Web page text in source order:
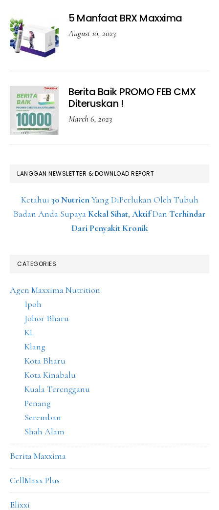
5 Manfaat BRX Maxxima
August 10, 2023
Berita Baik PROMO FEB CMX
Diteruskan !
March 6, 2023
LANGGAN NEWSLETTER & DOWNLOAD REPORT
Ketahui 30 NutrienYang DiPerlukan Oleh Tubuh
Badan Anda Supaya Kekal Sihat, AktifDan Terhindar
Dari Penyakit Kronik
CATEGORIES
Agen Maxxima Nutrition
Ipoh
Johor Bharu
KL
Klang
Kota Bharu
Kota Kinabalu
Kuala Terengganu
Penang
Seremban
Shah Alam
Berita Maxxima
CellMaxx Plus
Elixxi